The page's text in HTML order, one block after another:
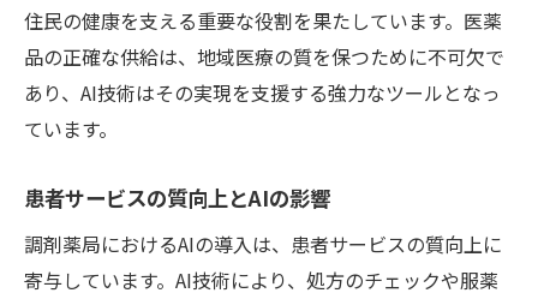
住民の健康を支える重要な役割を果たしています。医薬
品の正確な供給は、地域医療の質を保つために不可欠で
あり、AI技術はその実現を支援する強力なツールとなっ
ています。
患者サービスの質向上とAIの影響
調剤薬局におけるAIの導入は、患者サービスの質向上に
寄与しています。AI技術により、処方のチェックや服薬